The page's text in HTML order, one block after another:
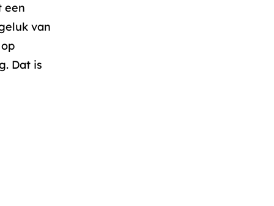
een
van
Dat is